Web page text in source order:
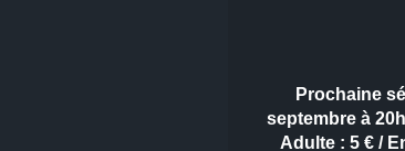
Prochaine
septembre à
Adulte : 5 € /